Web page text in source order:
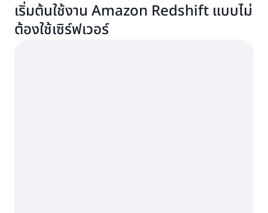
เริ่มต้นใช้งาน Amazon Redshift แบบไม่
ต้องใช้เซิร์ฟเวอร์